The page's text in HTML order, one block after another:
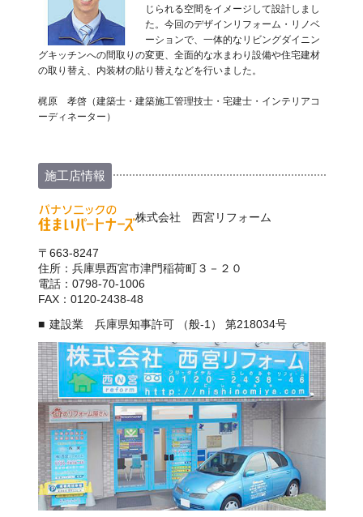
じられる空間をイメージして設計しまし
た。今回のデザインリフォーム・リノベ
ーションで、一体的なリビングダイニン
グキッチンへの間取りの変更、全面的な水まわり設備や住宅建材
の取り替え、内装材の貼り替えなどを行いました。
梶原 孝啓（建築士・建築施工管理技士・宅建士・インテリアコ
ーディネーター）
施工店情報
株式会社 西宮リフォーム
〒663-8247
住所：兵庫県西宮市津門稲荷町３－２０
電話：0798-70-1006
FAX：0120-2438-48
建設業 兵庫県知事許可 （般-1） 第218034号